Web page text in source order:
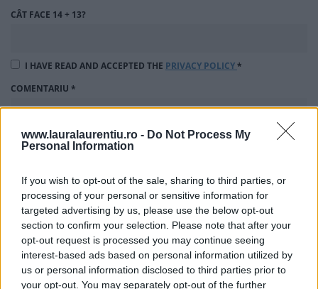
www.lauralaurentiu.ro - Do Not Process My
Personal Information
If you wish to opt-out of the sale, sharing to third parties, or
processing of your personal or sensitive information for
targeted advertising by us, please use the below opt-out
section to confirm your selection. Please note that after your
opt-out request is processed you may continue seeing
interest-based ads based on personal information utilized by
us or personal information disclosed to third parties prior to
your opt-out. You may separately opt-out of the further
CÂT FACE 14 + 13?
I HAVE READ AND ACCEPTED THE PRIVACY POLICY*
COMENTARIU *